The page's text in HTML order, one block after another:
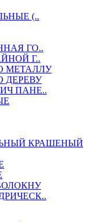
(..
ГО..
Г..
МЕТАЛЛУ
ДЕРЕВУ
ПАНЕ..
КРАШЕНЫЙ